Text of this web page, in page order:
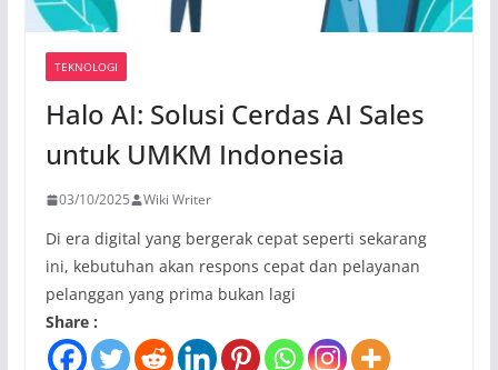
TEKNOLOGI
Halo AI: Solusi Cerdas AI Sales
untuk UMKM Indonesia
03/10/2025 Wiki Writer
Di era digital yang bergerak cepat seperti sekarang
ini, kebutuhan akan respons cepat dan pelayanan
pelanggan yang prima bukan lagi
Share :